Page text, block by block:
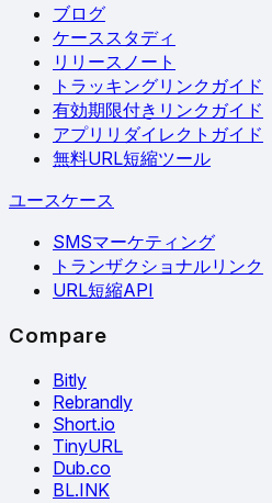
ブログ
ケーススタディ
リリースノート
トラッキングリンクガイド
有効期限付きリンクガイド
アプリリダイレクトガイド
無料URL短縮ツール
ユースケース
SMSマーケティング
トランザクショナルリンク
URL短縮API
Compare
Bitly
Rebrandly
Short.io
TinyURL
Dub.co
BL.INK